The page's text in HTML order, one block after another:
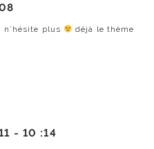
n’hésite plus
déjà le thème
- 10 :14